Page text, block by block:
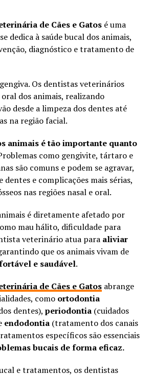
de Cães e Gatosé uma
dedica à saúde bucal dos animais,
diagnóstico e tratamento de
Os dentistas veterinários
dos animais, realizando
desde a limpeza dos dentes até
na região facial.
animais é tão importante quanto
como gengivite, tártaro e
são comuns e podem se agravar,
dentes e complicações mais sérias,
nas regiões nasal e oral.
é diretamente afetado por
mau hálito, dificuldade para
veterinário atua para aliviar
que os animais vivam de
e saudável.
de Cães e Gatosabrange
como ortodontia
dentes), periodontia(cuidados
endodontia(tratamento dos canais
específicos são essenciais
bucais de forma eficaz.
e tratamentos, os dentistas